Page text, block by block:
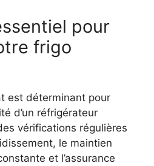
pour
frigo
est déterminant pour
d’un réfrigérateur
vérifications régulières
le maintien
et l’assurance